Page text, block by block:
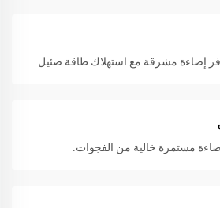
توفر إضاءة مشرقة مع استهلاك طاقة ضئيل